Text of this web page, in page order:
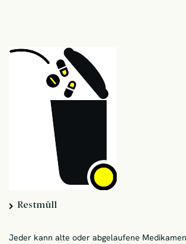
Restmüll
Jeder kann alte oder abgelaufene